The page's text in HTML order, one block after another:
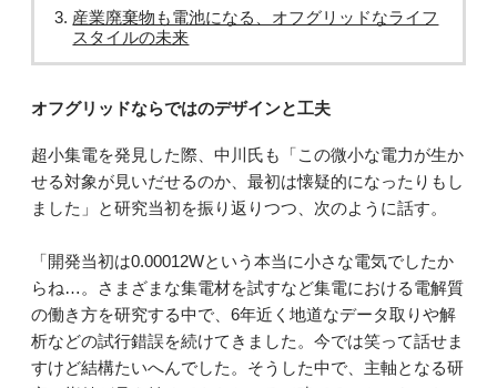
産業廃棄物も電池になる、オフグリッドなライフ
スタイルの未来
オフグリッドならではのデザインと工夫
超小集電を発見した際、中川氏も「この微小な電力が生か
せる対象が見いだせるのか、最初は懐疑的になったりもし
ました」と研究当初を振り返りつつ、次のように話す。
「開発当初は0.00012Wという本当に小さな電気でしたか
らね…。さまざまな集電材を試すなど集電における電解質
の働き方を研究する中で、6年近く地道なデータ取りや解
析などの試行錯誤を続けてきました。今では笑って話せま
すけど結構たいへんでした。そうした中で、主軸となる研